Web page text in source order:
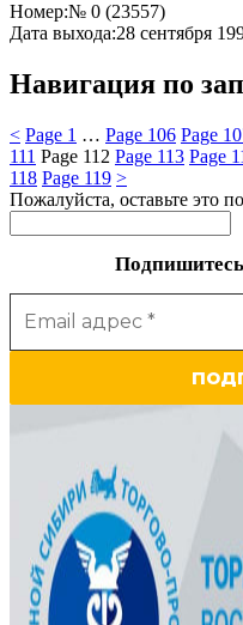
Номер:№ 0 (23557)
Дата выхода:28 сентября
Навигация по
< Page 1 … Page 106 Page
111 Page 112 Page 113 Page
118 Page 119 >
Пожалуйста, оставьте это